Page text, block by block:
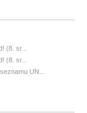
(8. sr...
(8. sr...
UN...